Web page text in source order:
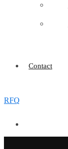
Contact
RFQ